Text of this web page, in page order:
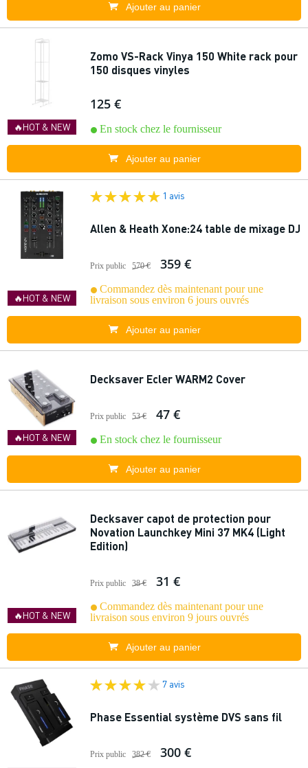
Ajouter au panier
🔥HOT & NEW
Zomo VS-Rack Vinya 150 White rack pour
150 disques vinyles
125 €
En stock chez le fournisseur
Ajouter au panier
🔥HOT & NEW
1 avis
Allen & Heath Xone:24 table de mixage DJ
Prix public 570 € 359 €
Commandez dès maintenant pour une
livraison sous environ 6 jours ouvrés
Ajouter au panier
🔥HOT & NEW
Decksaver Ecler WARM2 Cover
Prix public 53 € 47 €
En stock chez le fournisseur
Ajouter au panier
🔥HOT & NEW
Decksaver capot de protection pour
Novation Launchkey Mini 37 MK4 (Light
Edition)
Prix public 38 € 31 €
Commandez dès maintenant pour une
livraison sous environ 9 jours ouvrés
Ajouter au panier
7 avis
Phase Essential système DVS sans fil
Prix public 382 € 300 €